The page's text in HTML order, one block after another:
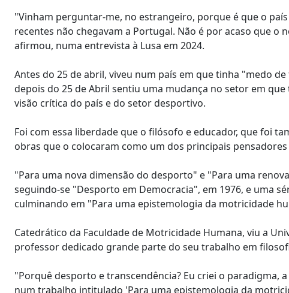
"Vinham perguntar-me, no estrangeiro, porque é que o
recentes não chegavam a Portugal. Não é por acaso que
afirmou, numa entrevista à Lusa em 2024.
Antes do 25 de abril, viveu num país em que tinha "medo
depois do 25 de Abril sentiu uma mudança no setor em
visão crítica do país e do setor desportivo.
Foi com essa liberdade que o filósofo e educador, que foi
obras que o colocaram como um dos principais
"Para uma nova dimensão do desporto" e "Para uma
seguindo-se "Desporto em Democracia", em 1976, e uma
culminando em "Para uma epistemologia da motricidade
Catedrático da Faculdade de Motricidade Humana, viu a
professor dedicado grande parte do seu trabalho em
"Porquê desporto e transcendência? Eu criei o
num trabalho intitulado 'Para uma epistemologia da